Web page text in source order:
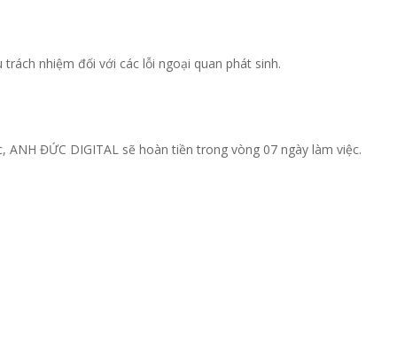
nhiệm đối với các lỗi ngoại quan phát sinh.
ĐỨC DIGITAL sẽ hoàn tiền trong vòng 07 ngày làm việc.